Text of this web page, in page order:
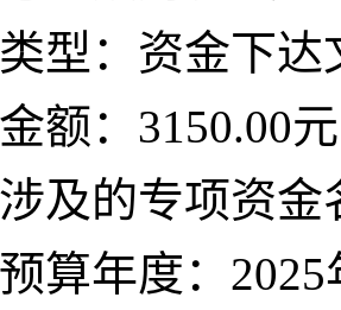
型：资金下达
额： 3150.00元
及的专项资金
算年度： 2025